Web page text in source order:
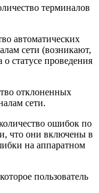
терминалов
автоматических
сети (возникают,
о статусе проведения
отклоненных
сети.
ошибок по
что они включены в
на аппаратном
пользователь